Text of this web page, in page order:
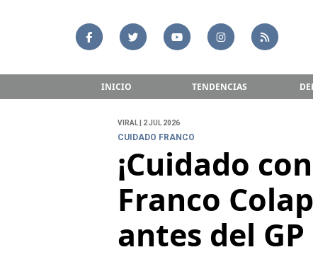
INICIO TENDENCIAS
VIRAL | 2 JUL 2026
CUIDADO FRANCO
¡Cuidado
Franco
antes del